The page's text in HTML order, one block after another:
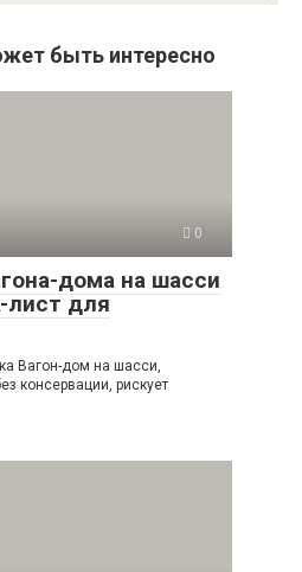
быть интересно
0
дома на шасси
лист для
Вагон-дом на шасси,
консервации, рискует